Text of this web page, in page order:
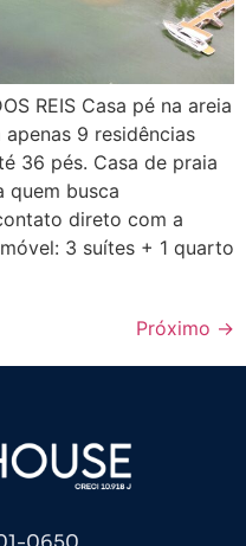
REIS Casa pé na areia
9 residências
36 pés. Casa de praia
quem busca
direto com a
3 suítes + 1 quarto
Próximo →